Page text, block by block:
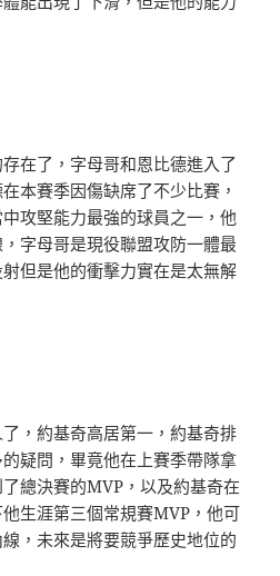
在了，字母哥和恩比德進入了
本賽季因傷缺席了不少比賽，
攻堅能力最強的球員之一，他
字母哥是現役聯盟攻防一體最
但是他的衝擊力實在是太無解
，約基奇高居第一，約基奇排
疑問，畢竟他在上賽季帶隊拿
總決賽的MVP，以及約基奇在
生涯第三個常規賽MVP，他可
，未來是將要競爭歷史地位的